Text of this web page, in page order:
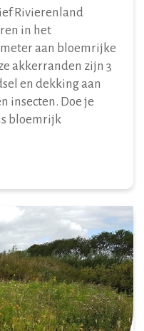
Rivierenland
in het
aan bloemrijke
akkerranden zijn 3
en dekking aan
insecten. Doe je
bloemrijk